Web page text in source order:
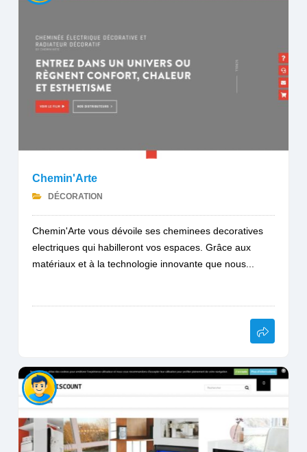
Chemin'Arte
DÉCORATION
Chemin'Arte vous dévoile ses cheminees decoratives
electriques qui habilleront vos espaces. Grâce aux
matériaux et à la technologie innovante que nous...